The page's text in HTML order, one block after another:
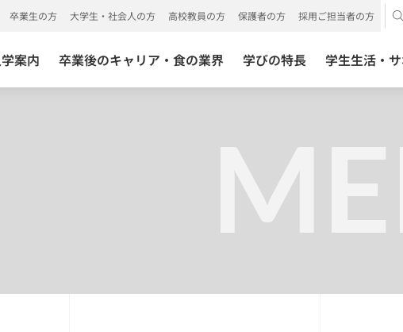
案内 卒業後のキャリア・食の業界 学びの特長 学生生活・
卒業生の方 大学生・社会人の方 高校教員の方 保護者の方 採用ご担当者の方